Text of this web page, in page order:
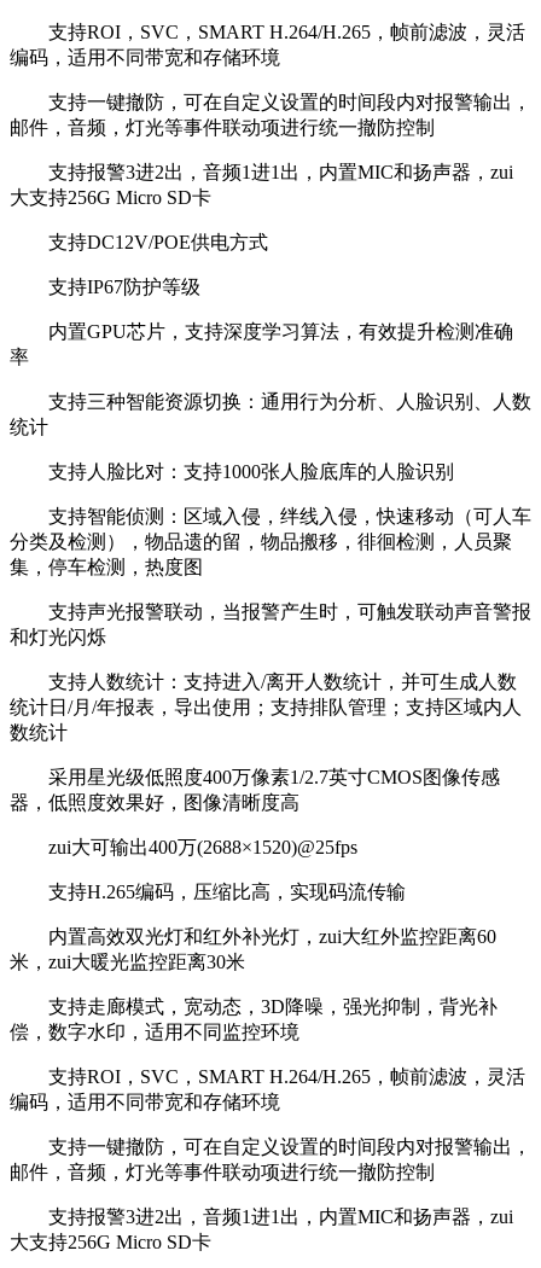
支持ROI，SVC，SMART H.264/H.265，帧前滤波，灵活
编码，适用不同带宽和存储环境
支持一键撤防，可在自定义设置的时间段内对报警输出，
邮件，音频，灯光等事件联动项进行统一撤防控制
支持报警3进2出，音频1进1出，内置MIC和扬声器，zui
大支持256G Micro SD卡
支持DC12V/POE供电方式
支持IP67防护等级
内置GPU芯片，支持深度学习算法，有效提升检测准确
率
支持三种智能资源切换：通用行为分析、人脸识别、人数
统计
支持人脸比对：支持1000张人脸底库的人脸识别
支持智能侦测：区域入侵，绊线入侵，快速移动（可人车
分类及检测），物品遗的留，物品搬移，徘徊检测，人员聚
集，停车检测，热度图
支持声光报警联动，当报警产生时，可触发联动声音警报
和灯光闪烁
支持人数统计：支持进入/离开人数统计，并可生成人数
统计日/月/年报表，导出使用；支持排队管理；支持区域内人
数统计
采用星光级低照度400万像素1/2.7英寸CMOS图像传感
器，低照度效果好，图像清晰度高
zui大可输出400万(2688×1520)@25fps
支持H.265编码，压缩比高，实现码流传输
内置高效双光灯和红外补光灯，zui大红外监控距离60
米，zui大暖光监控距离30米
支持走廊模式，宽动态，3D降噪，强光抑制，背光补
偿，数字水印，适用不同监控环境
支持ROI，SVC，SMART H.264/H.265，帧前滤波，灵活
编码，适用不同带宽和存储环境
支持一键撤防，可在自定义设置的时间段内对报警输出，
邮件，音频，灯光等事件联动项进行统一撤防控制
支持报警3进2出，音频1进1出，内置MIC和扬声器，zui
大支持256G Micro SD卡